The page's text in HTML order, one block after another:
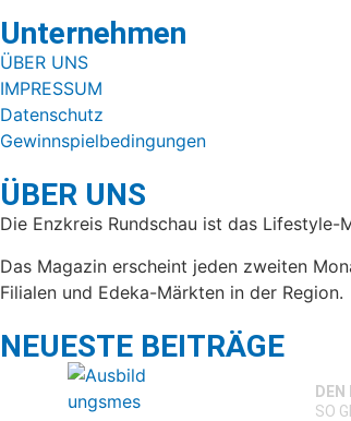
Unternehmen
ÜBER UNS
IMPRESSUM
Datenschutz
Gewinnspielbedingungen
ÜBER UNS
Die Enzkreis Rundschau ist das
Das Magazin erscheint jeden zweiten
Filialen und Edeka-Märkten in der Region.
NEUESTE BEITRÄGE
SO